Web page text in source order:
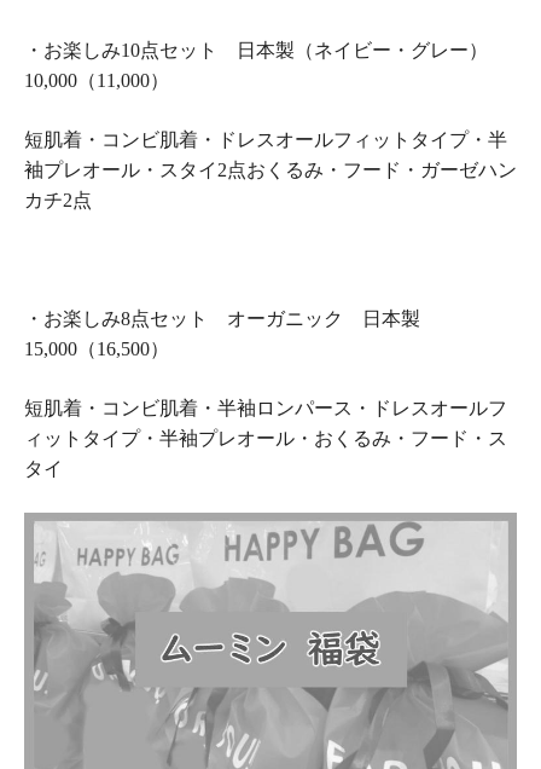
・お楽しみ10点セット 日本製（ネイビー・グレー）
10,000（11,000）
短肌着・コンビ肌着・ドレスオールフィットタイプ・半
袖プレオール・スタイ2点おくるみ・フード・ガーゼハン
カチ2点
・お楽しみ8点セット オーガニック 日本製
15,000（16,500）
短肌着・コンビ肌着・半袖ロンパース・ドレスオールフ
ィットタイプ・半袖プレオール・おくるみ・フード・ス
タイ